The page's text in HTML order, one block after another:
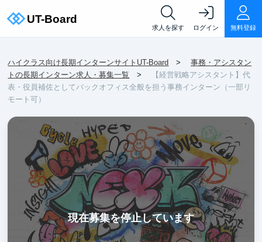
求人を探す ログイン 無料登録
ハイクラス向け長期インターンサイトUT-Board
事務・アシスタン
トの長期インターン求人・募集一覧
【経営戦略アシスタント】代
表・役員補佐としてバックオフィス全般を担う事務インターン（一部リ
モート可）
現在募集を停止しています